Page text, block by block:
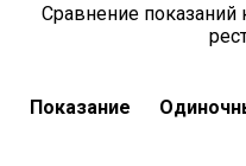
Сравнение показаний
Показание